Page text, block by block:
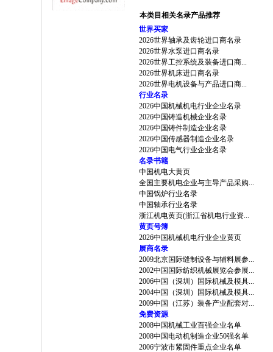
本类目相关名录产品推荐
世界买家
2026世界轴承及齿轮进口商名录
2026世界水泵进口商名录
2026世界工控系统及装备进口商...
2026世界机床进口商名录
2026世界电机设备与产品进口商...
行业名录
2026中国机械机电行业企业名录
2026中国铸造机械企业名录
2026中国铸件制造企业名录
2026中国传感器制造企业名录
2026中国电气行业企业名录
名录书籍
中国机电大黄页
全国主要机电企业与主导产品采购...
中国锅炉行业名录
中国轴承行业名录
浙江机电黄页(浙江省机电行业资...
黄页号簿
2026中国机械机电行业企业黄页
展商名录
2009北京国际缝制设备与辅料展参...
2002中国国际纺织机械展览会参展...
2006中国（深圳）国际机械及模具...
2004中国（深圳）国际机械及模具...
2009中国（江苏）装备产业配套对...
免费资源
2008中国机械工业百强企业名单
2008中国电动机制造企业50强名单
2006宁波市紧固件重点企业名单